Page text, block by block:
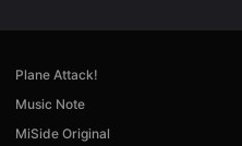
Plane Attack!
Music Note
MiSide Original